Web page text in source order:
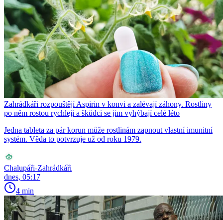
Zahrádkáři rozpouštějí Aspirin v konvi a zalévají záhony. Rostliny
po něm rostou rychleji a škůdci se jim vyhýbají celé léto
Jedna tableta za pár korun může rostlinám zapnout vlastní imunitní
systém. Věda to potvrzuje už od roku 1979.
Chalupáři-Zahrádkáři
dnes, 05:17
4 min